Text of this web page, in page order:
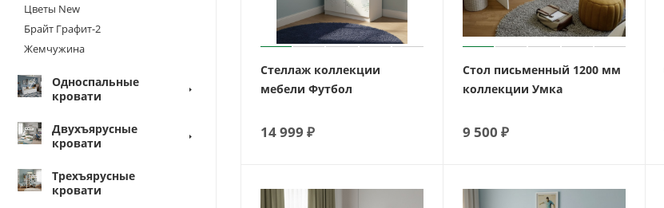
Цветы New
Брайт Графит-2
Жемчужина
Односпальные
кровати
Двухъярусные
кровати
Трехъярусные
кровати
Стеллаж коллекции
мебели Футбол
14 999 ₽
Стол письменный 1200 мм
коллекции Умка
9 500 ₽